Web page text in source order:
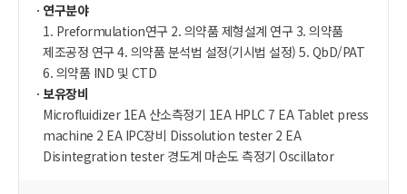
연구분야
1. Preformulation연구 2. 의약품 제형설계 연구 3. 의약품
제조공정 연구 4. 의약품 분석법 설정(기시법 설정) 5. QbD/PAT
6. 의약품 IND 및 CTD
보유장비
Microfluidizer 1EA 산소측정기 1EA HPLC 7 EA Tablet press
machine 2 EA IPC장비 Dissolution tester 2 EA
Disintegration tester 경도계 마손도 측정기 Oscillator